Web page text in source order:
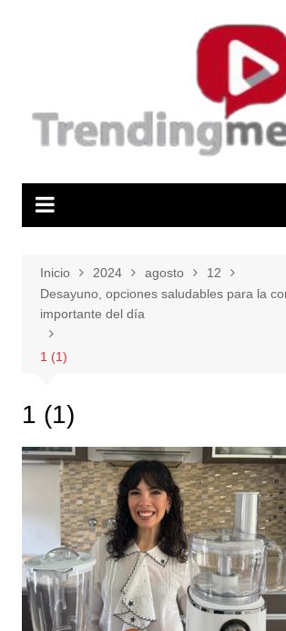
Inicio 2024 agosto
12
Desayuno, opciones saludables para la
importante del día
1 (1)
1 (1)